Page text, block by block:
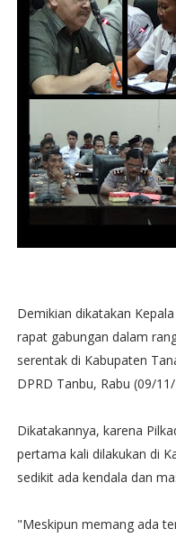
Demikian dikatakan
rapat gabungan dalam
serentak di Kabupaten
DPRD Tanbu, Rabu (09/
Dikatakannya, karena
pertama kali dilakukan di
sedikit ada kendala dan
"Meskipun memang ada